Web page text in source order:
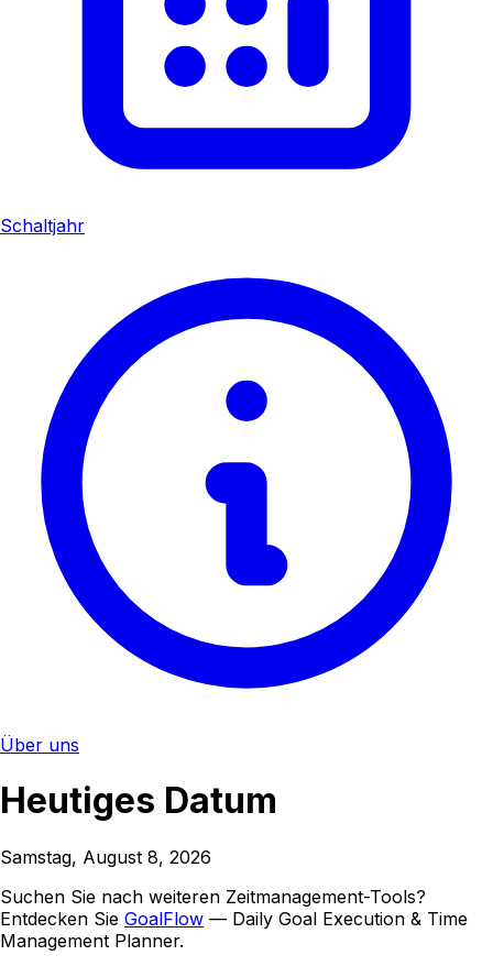
Schaltjahr
Über uns
Heutiges Datum
Samstag, August 8, 2026
Suchen Sie nach weiteren Zeitmanagement-Tools?
Entdecken Sie GoalFlow — Daily Goal Execution & Time
Management Planner.